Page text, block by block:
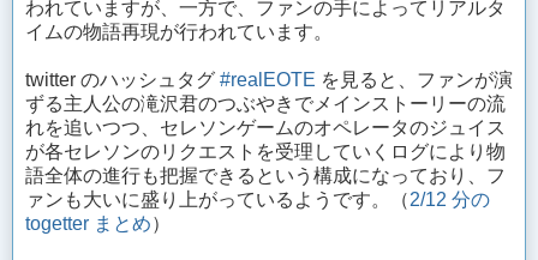
われていますが、一方で、ファンの手によってリアルタ
イムの物語再現が行われています。
twitter のハッシュタグ #realEOTE を見ると、ファンが演
ずる主人公の滝沢君のつぶやきでメインストーリーの流
れを追いつつ、セレソンゲームのオペレータのジュイス
が各セレソンのリクエストを受理していくログにより物
語全体の進行も把握できるという構成になっており、フ
ァンも大いに盛り上がっているようです。（2/12 分の
togetter まとめ）